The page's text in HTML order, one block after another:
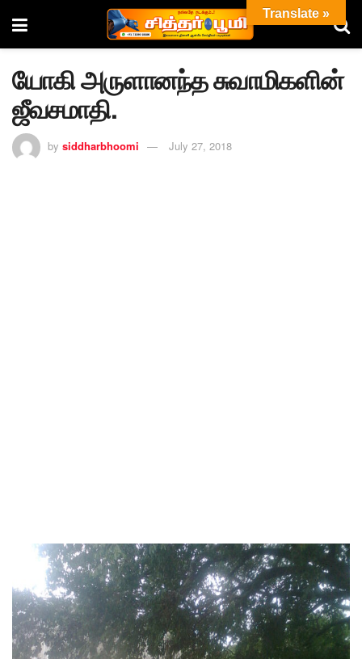
யோகி அருளானந்த சுவாமிகளின்
ஜீவசமாதி.
by siddharbhoomi July 27, 2018
Translate »